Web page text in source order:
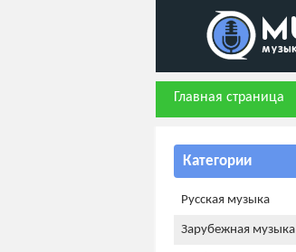
Главная страница
Категории
Русская музыка
Зарубежная музыка